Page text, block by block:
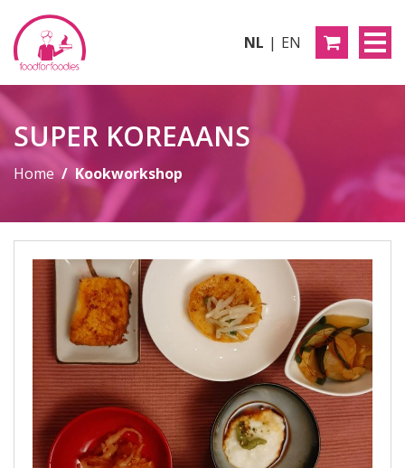
NL EN
SUPER KOREAANS
Home Kookworkshop